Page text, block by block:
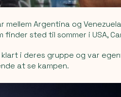
mellem Argentina og
finder sted til sommer i USA,
i deres gruppe og var
at se kampen.